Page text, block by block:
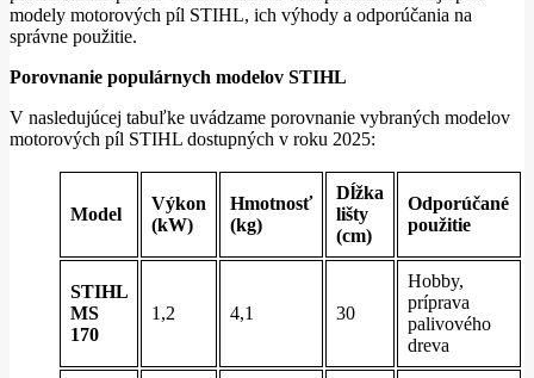
modely motorových píl STIHL, ich výhody a odporúčania na
správne použitie.
Porovnanie populárnych modelov STIHL
V nasledujúcej tabuľke uvádzame porovnanie vybraných modelov
motorových píl STIHL dostupných v roku 2025:
Model
Výkon
(kW)
Hmotnosť
(kg)
Dĺžka
lišty
(cm)
Odporúčané
použitie
STIHL
MS
170
1,2 4,1 30
Hobby,
príprava
palivového
dreva